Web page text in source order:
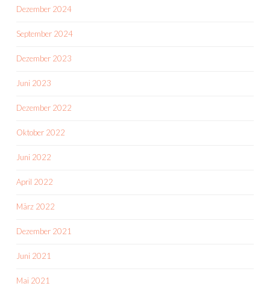
Dezember 2024
September 2024
Dezember 2023
Juni 2023
Dezember 2022
Oktober 2022
Juni 2022
April 2022
März 2022
Dezember 2021
Juni 2021
Mai 2021